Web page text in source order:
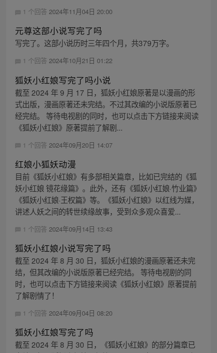
1 个回答 2024年11月04日 20:00
元尊这部小说写完了吗
写完了。这部小说历时三年四个月，共379万字。
1 个回答 2024年10月21日 01:22
狐妖小红娘写完了吗小说
截至 2024 年 9 月 17 日，狐妖小红娘原著是以漫画的形
式出版，漫画原著还未完结。不过其改编的小说版原著已
经完结。 等待电视剧的同时，也可以点击下方链接来阅读
《狐妖小红娘》原著提前了解剧...
1 个回答 2024年09月20日 14:07
红娘小狐妖动漫
目前《狐妖小红娘》有多部相关篇章，比如已完结的《狐
妖小红娘 镜花缘篇》。此外，还有《狐妖小红娘·竹业篇》
《狐妖小红娘·王权篇》等。《狐妖小红娘》以红线为媒，
讲述人妖之间的转世续缘故事，受到众多观众喜爱...
1 个回答 2024年09月14日 13:43
狐妖小红娘小说写完了吗
截至 2024 年 8 月 30 日，狐妖小红娘的漫画原著还未完
结，但其改编的小说版原著已经完结。 等待电视剧的同
时，也可以点击下方链接来阅读《狐妖小红娘》原著提前
了解剧情了！
1 个回答 2024年09月04日 08:20
狐妖小红娘写完了吗
截至 2024 年 8 月 30 日，《狐妖小红娘》的部分篇章已